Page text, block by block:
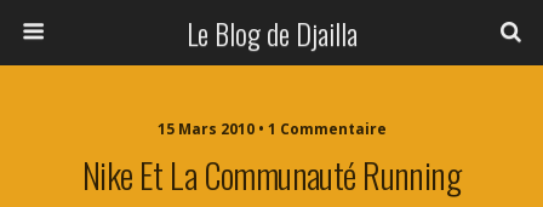
Le Blog de Djailla
15 Mars 2010 • 1 Commentaire
Nike Et La Communauté Running